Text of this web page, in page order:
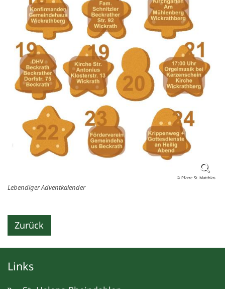
© Pfarre St. Matthias
Lebendiger Adventkalender
Zurück
Links